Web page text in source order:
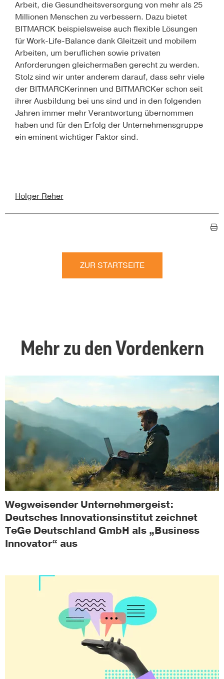
Arbeit, die Gesundheitsversorgung von mehr als 25
Millionen Menschen zu verbessern. Dazu bietet
BITMARCK beispielsweise auch flexible Lösungen
für Work-Life-Balance dank Gleitzeit und mobilem
Arbeiten, um beruflichen sowie privaten
Anforderungen gleichermaßen gerecht zu werden.
Stolz sind wir unter anderem darauf, dass sehr viele
der BITMARCKerinnen und BITMARCKer schon seit
ihrer Ausbildung bei uns sind und in den folgenden
Jahren immer mehr Verantwortung übernommen
haben und für den Erfolg der Unternehmensgruppe
ein eminent wichtiger Faktor sind.
Holger Reher
ZUR STARTSEITE
Mehr zu den Vordenkern
Wegweisender Unternehmergeist:
Deutsches Innovationsinstitut zeichnet
TeGe Deutschland GmbH als „Business
Innovator“ aus